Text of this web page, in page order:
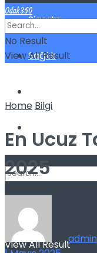
Sigorta
Sağlık
No Result
View All Result
Odak360
No Result
View All Result
Home Bilgi
En Ucuz
2025
byadmin